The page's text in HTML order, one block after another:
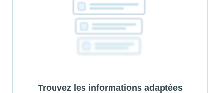
Trouvez les informations adaptées